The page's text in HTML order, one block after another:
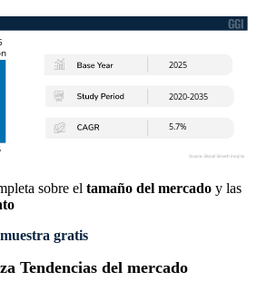
sobre el tamaño del mercado y las
gratis
Tendencias del mercado